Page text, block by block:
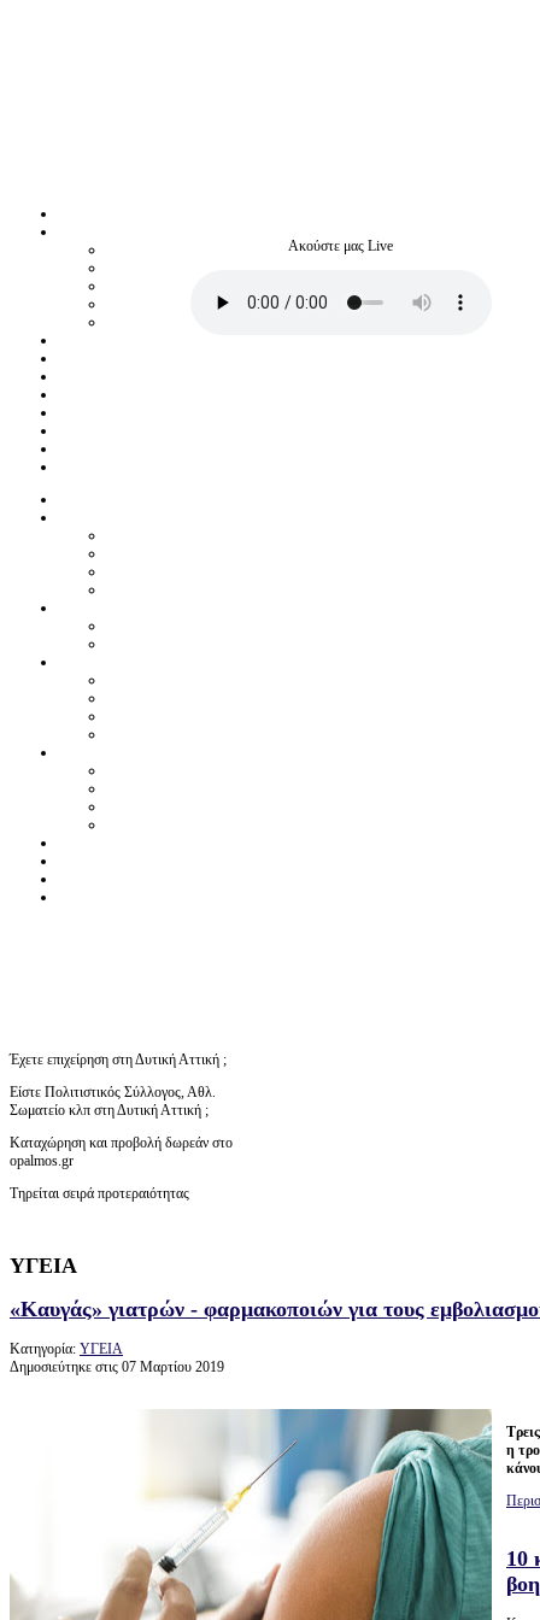
Ακούστε μας Live
Έχετε επιχείρηση στη Δυτική Αττική ;
Είστε Πολιτιστικός Σύλλογος, Αθλ.
Σωματείο κλπ στη Δυτική Αττική ;
Καταχώρηση και προβολή δωρεάν στο
opalmos.gr
Τηρείται σειρά προτεραιότητας
ΥΓΕΙΑ
«Καυγάς» γιατρών - φαρμακοποιών για τους
Κατηγορία: ΥΓΕΙΑ
Δημοσιεύτηκε στις 07 Μαρτίου 2019
η
10